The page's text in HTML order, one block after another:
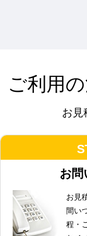
ご利用
お見
お問
お見
間い
程・